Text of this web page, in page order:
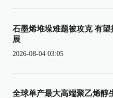
石墨烯堆垛难题被攻克 有
展
2026-08-04 03:05
全球单产最大高端聚乙烯醇